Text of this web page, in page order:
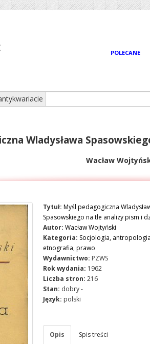
POLECANE
Wladysława
Wacław
Tytuł: Myśl pedagogiczna
Spasowskiego na tle analizy pism i
Autor: Wacław Wojtyński
Kategoria: Socjologia,
etnografia, prawo
Wydawnictwo: PZWS
Rok wydania: 1962
Liczba stron: 216
Stan: dobry -
Język: polski
Opis Spis treści